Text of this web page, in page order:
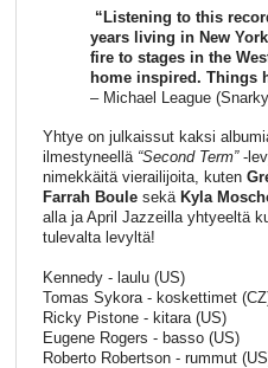
“Listening to this
years living in New
fire to stages in the
home inspired. Things
– Michael League
Yhtye on julkaissut kaksi
ilmestyneellä “Second Term”-
nimekkäitä vierailijoita, kuten
Farrah Boulesekä Kyla
alla ja April Jazzeilla yhtyeeltä
tulevalta levyltä!
Kennedy - laulu (US)
Tomas Sykora - koskettimet
Ricky Pistone - kitara (US)
Eugene Rogers - basso (US)
Roberto Robertson - rummut